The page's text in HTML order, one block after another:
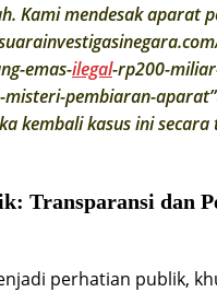
Kami mendesak aparat
emas-ilegal-rp200-
misteri-pembiaran-
kembali kasus ini secara
Transparansi dan
perhatian publik,